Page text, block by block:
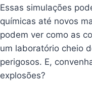
Essas simulações
químicas até novos
podem ver como as
um laboratório cheio
perigosos. E,
explosões?